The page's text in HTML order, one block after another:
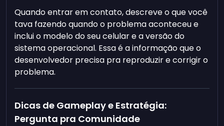
Quando entrar em contato, descreve o que você
tava fazendo quando o problema aconteceu e
inclui o modelo do seu celular e a versão do
sistema operacional. Essa é a informação que o
desenvolvedor precisa pra reproduzir e corrigir o
problema.
Dicas de Gameplay e Estratégia:
Pergunta pra Comunidade